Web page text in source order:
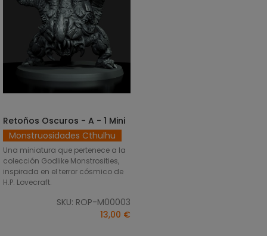
SELECCIONAR OPCIONES
Retoños Oscuros - A - 1 Mini
Monstruosidades Cthulhu
Una miniatura que pertenece a la
colección Godlike Monstrosities,
inspirada en el terror cósmico de
H.P. Lovecraft.
SKU: ROP-M00003
13,00 €